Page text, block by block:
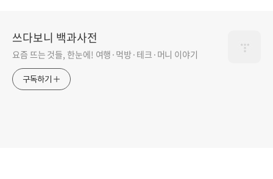
쓰다보니 백과사전
요즘 뜨는 것들, 한눈에! 여행·먹방·테크·머니 이야기
구독하기